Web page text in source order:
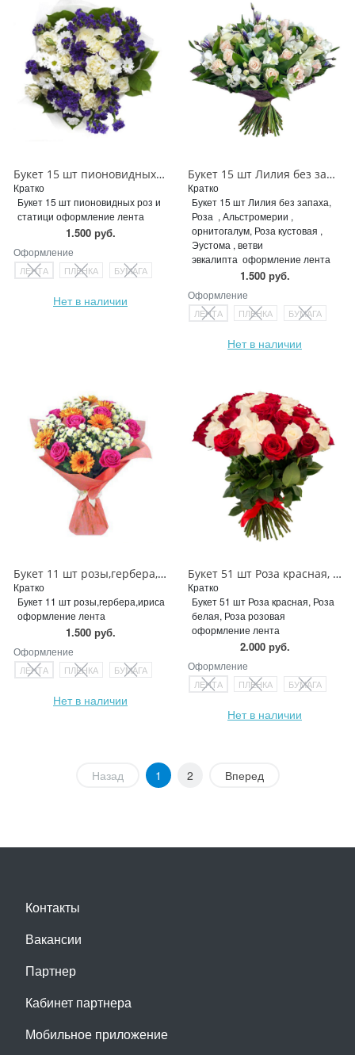
Букет 15 шт пионовидных роз и статици
Кратко
Букет 15 шт пионовидных роз и
статици оформление лента
1.500 руб.
Оформление
ЛЕНТА ПЛЕНКА БУМАГА
Нет в наличии
Букет 15 шт Лилия без запаха, Роза , Альстромерии , орнитогалум, Роза кустовая , Эустома , ветви эвкалипта
Кратко
Букет 15 шт Лилия без запаха,
Роза , Альстромерии ,
орнитогалум, Роза кустовая ,
Эустома , ветви
эвкалипта оформление лента
1.500 руб.
Оформление
ЛЕНТА ПЛЕНКА БУМАГА
Нет в наличии
Букет 11 шт розы,гербера,ириса
Кратко
Букет 11 шт розы,гербера,ириса
оформление лента
1.500 руб.
Оформление
ЛЕНТА ПЛЕНКА БУМАГА
Нет в наличии
Букет 51 шт Роза красная, Роза белая, Роза розовая
Кратко
Букет 51 шт Роза красная, Роза
белая, Роза розовая
оформление лента
2.000 руб.
Оформление
ЛЕНТА ПЛЕНКА БУМАГА
Нет в наличии
Назад 1 2 Вперед
Контакты
Вакансии
Партнер
Кабинет партнера
Мобильное приложение